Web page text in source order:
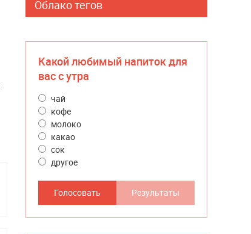
Облако тегов
Какой любимый напиток для
вас с утра
чай
кофе
молоко
какао
сок
другое
Голосовать Результаты